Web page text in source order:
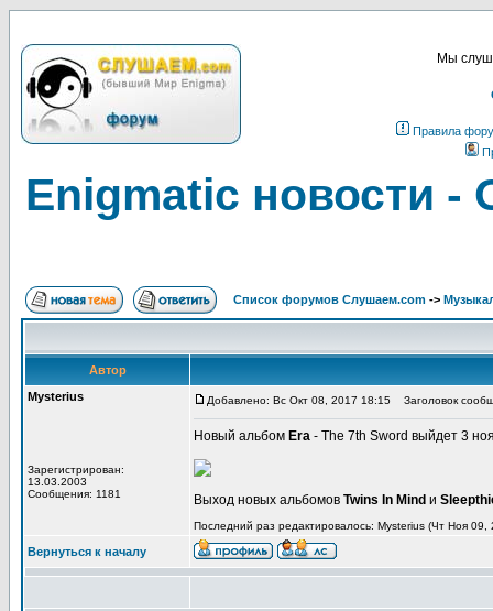
Мы
Правила
Enigmatic новости -
Список форумов Слушаем.com ->
Автор
Mysterius
Зарегистрирован:
13.03.2003
Сообщения: 1181
Добавлено: Вс Окт 08, 2017 18:15 Заголовок
Новый альбом Era - The 7th Sword выйдет 3
Выход новых альбомов Twins In Mind и
Последний раз редактировалось: Mysterius (Чт Ноя 09,
Вернуться к началу